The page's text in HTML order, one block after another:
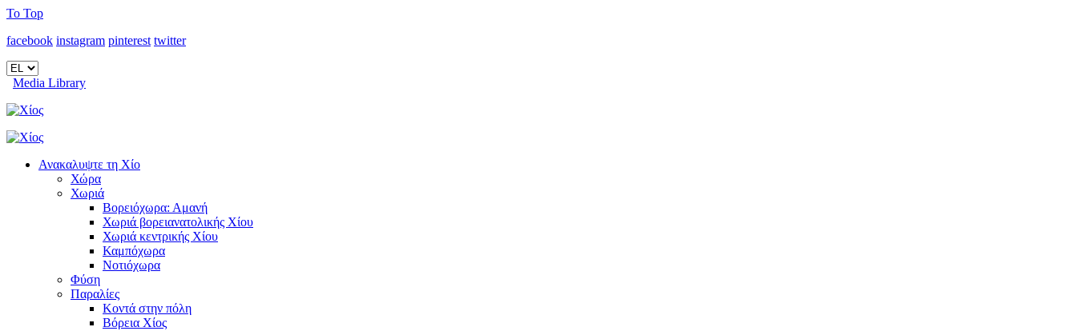
To Top
facebook instagram pinterest twitter
Media Library
Ανακαλυψτε τη Χίο
Χώρα
Χωριά
Βορειόχωρα: Αμανή
Χωριά βορειανατολικής Χίου
Χωριά κεντρικής Χίου
Καμπόχωρα
Νοτιόχωρα
Φύση
Παραλίες
Κοντά στην πόλη
Βόρεια Χίος